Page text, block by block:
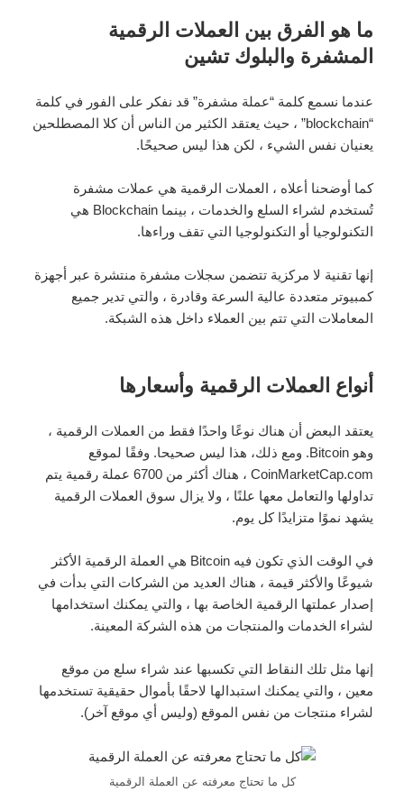
ما هو الفرق بين العملات الرقمية
المشفرة والبلوك تشين
عندما نسمع كلمة “عملة مشفرة” قد نفكر على الفور في كلمة
“blockchain” ، حيث يعتقد الكثير من الناس أن كلا المصطلحين
يعنيان نفس الشيء ، لكن هذا ليس صحيحًا.
كما أوضحنا أعلاه ، العملات الرقمية هي عملات مشفرة
تُستخدم لشراء السلع والخدمات ، بينما Blockchain هي
التكنولوجيا أو التكنولوجيا التي تقف وراءها.
إنها تقنية لا مركزية تتضمن سجلات مشفرة منتشرة عبر أجهزة
كمبيوتر متعددة عالية السرعة وقادرة ، والتي تدير جميع
المعاملات التي تتم بين العملاء داخل هذه الشبكة.
أنواع العملات الرقمية وأسعارها
يعتقد البعض أن هناك نوعًا واحدًا فقط من العملات الرقمية ،
وهو Bitcoin. ومع ذلك، هذا ليس صحيحا. وفقًا لموقع
CoinMarketCap.com ، هناك أكثر من 6700 عملة رقمية يتم
تداولها والتعامل معها علنًا ، ولا يزال سوق العملات الرقمية
يشهد نموًا متزايدًا كل يوم.
في الوقت الذي تكون فيه Bitcoin هي العملة الرقمية الأكثر
شيوعًا والأكثر قيمة ، هناك العديد من الشركات التي بدأت في
إصدار عملتها الرقمية الخاصة بها ، والتي يمكنك استخدامها
لشراء الخدمات والمنتجات من هذه الشركة المعينة.
إنها مثل تلك النقاط التي تكسبها عند شراء سلع من موقع
معين ، والتي يمكنك استبدالها لاحقًا بأموال حقيقية تستخدمها
لشراء منتجات من نفس الموقع (وليس أي موقع آخر).
كل ما تحتاج معرفته عن العملة الرقمية